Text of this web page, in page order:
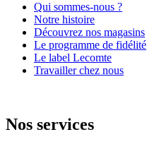
Qui sommes-nous ?
Notre histoire
Découvrez nos magasins
Le programme de fidélité
Le label Lecomte
Travailler chez nous
Nos services